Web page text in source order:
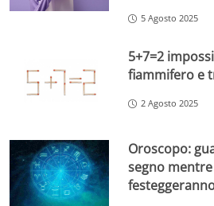
5 Agosto 2025
5+7=2
fiammifero e
2 Agosto 2025
Oroscopo:
segno